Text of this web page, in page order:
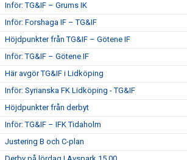
Inför: TG&IF – Grums IK
Inför: Forshaga IF – TG&IF
Höjdpunkter från TG&IF – Götene IF
Inför: TG&IF – Götene IF
Här avgör TG&IF i Lidköping
Inför: Syrianska FK Lidköping - TG&IF
Höjdpunkter från derbyt
Inför: TG&IF – IFK Tidaholm
Justering B och C-plan